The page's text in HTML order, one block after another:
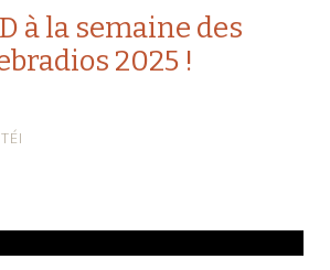
à la semaine des
2025 !